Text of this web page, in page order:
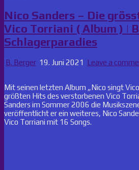
Nico Sanders – Die
Vico Torriani ( Album ) |
Schlagerparadies
B. Berger 19. Juni 2021 Leave a
Mit seinen letzten Album „Nico singt
größten Hits des verstorbenen Vico
Sanders im Sommer 2006 die
veröffentlicht er ein weiteres, Nico
Vico Torriani mit 16 Songs.